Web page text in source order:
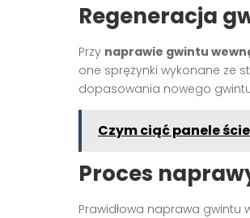
Regeneracja
Przy naprawie gwintu
one sprężynki wykonane ze
dopasowania nowego
Czym ciąć panele
Proces
Prawidłowa naprawa